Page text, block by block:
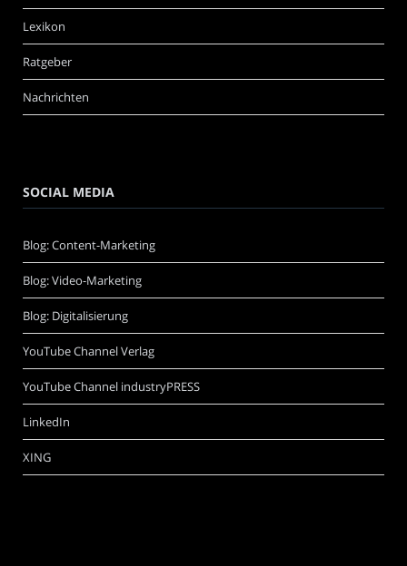
Lexikon
Ratgeber
Nachrichten
SOCIAL MEDIA
Blog: Content-Marketing
Blog: Video-Marketing
Blog: Digitalisierung
YouTube Channel Verlag
YouTube Channel industryPRESS
LinkedIn
XING